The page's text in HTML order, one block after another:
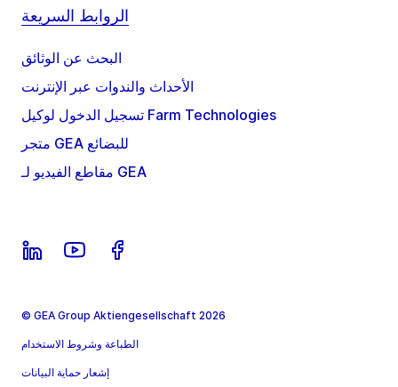
الروابط السريعة
البحث عن الوثائق
الأحداث والندوات عبر الإنترنت
تسجيل الدخول لوكيل Farm Technologies
متجر GEA للبضائع
مقاطع الفيديو لـ GEA
© GEA Group Aktiengesellschaft 2026
الطباعة وشروط الاستخدام
إشعار حماية البيانات